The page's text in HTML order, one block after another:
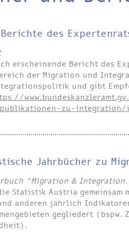
Berichte des
erscheinende Bericht des
der Migration und
und gibt
publikationen-zu-
Jahrbücher zu
“Migration &
Statistik Austria gemeinsam
anderen jährlich
gegliedert (bspw.